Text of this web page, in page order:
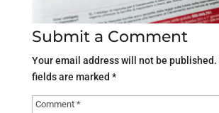
Submit a Comment
Your email address will not be published.
fields are marked *